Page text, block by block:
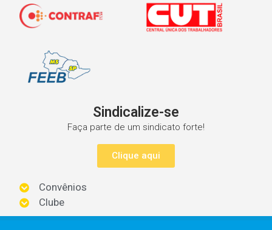
Sindicalize-se
Faça parte de um sindicato forte!
Clique aqui
Convênios
Clube